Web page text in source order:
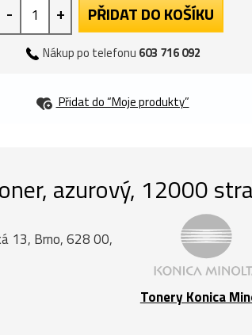
- + PŘIDAT DO KOŠÍKU
Nákup po telefonu 603 716 092
Přidat do “Moje produkty”
azurový, 12000
Tonery Konica
13, Brno, 628 00,